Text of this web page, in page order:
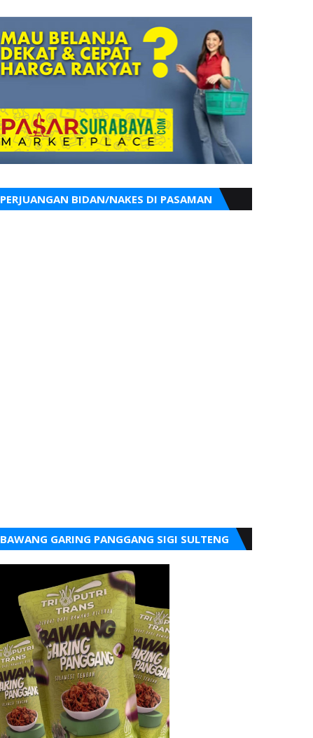
PERJUANGAN BIDAN/NAKES DI PASAMAN
BAWANG GARING PANGGANG SIGI SULTENG